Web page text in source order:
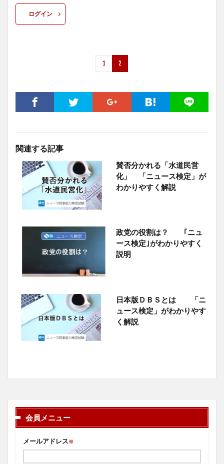
ログイン
1 2
関連する記事
賛否分かれる「水道民営
化」 「ニュース検定」が
わかりやすく解説
政党の役割は？ ｢ニュ
ース検定｣がわかりやすく
説明
日本版ＤＢＳとは 「ニ
ュース検定」がわかりやす
く解説
会員メニュー
メールアドレス※